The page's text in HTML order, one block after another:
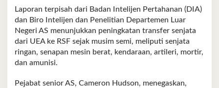
Laporan terpisah dari Badan Intelijen Pertahanan (DIA)
dan Biro Intelijen dan Penelitian Departemen Luar
Negeri AS menunjukkan peningkatan transfer senjata
dari UEA ke RSF sejak musim semi, meliputi senjata
ringan, senapan mesin berat, kendaraan, artileri, mortir,
dan amunisi.
Pejabat senior AS, Cameron Hudson, menegaskan,